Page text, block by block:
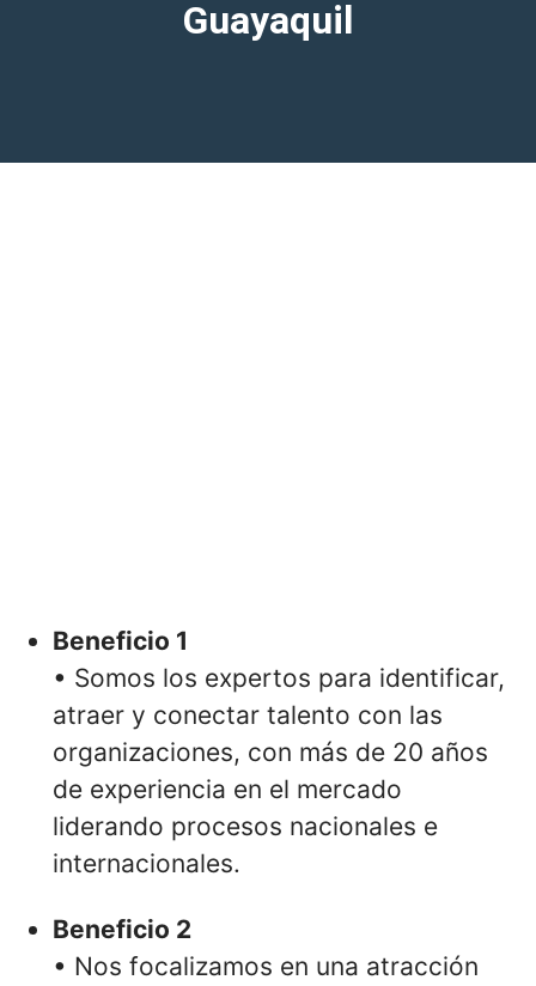
Guayaquil
Beneficio 1
• Somos los expertos para identificar,
atraer y conectar talento con las
organizaciones, con más de 20 años
de experiencia en el mercado
liderando procesos nacionales e
internacionales.
Beneficio 2
• Nos focalizamos en una atracción